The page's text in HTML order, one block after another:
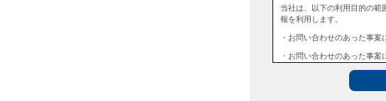
当社は、以下の利用目的の範
報を利用します。
・お問い合わせのあった事
・お問い合わせのあった事